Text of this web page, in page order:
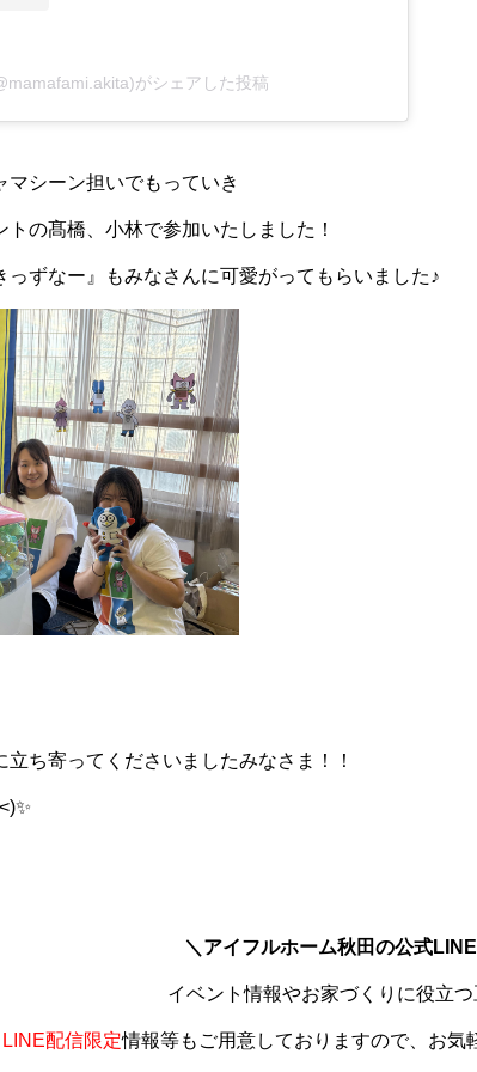
がシェアした投稿
シーン担いでもっていき
の髙橋、小林で参加いたしました！
っずなー』もみなさんに可愛がってもらいました♪
ち寄ってくださいましたみなさま！！
＼アイフルホーム秋田の公式
イベント情報やお家づくりに役立
LINE配信限定情報等もご用意しておりますので、お気